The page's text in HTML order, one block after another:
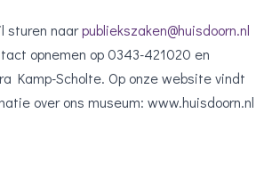
sturen naarpubliekszaken@huisdoorn.nl
opnemen op 0343-421020 en
Kamp-Scholte. Op onze website vindt
over ons museum: www.huisdoorn.nl